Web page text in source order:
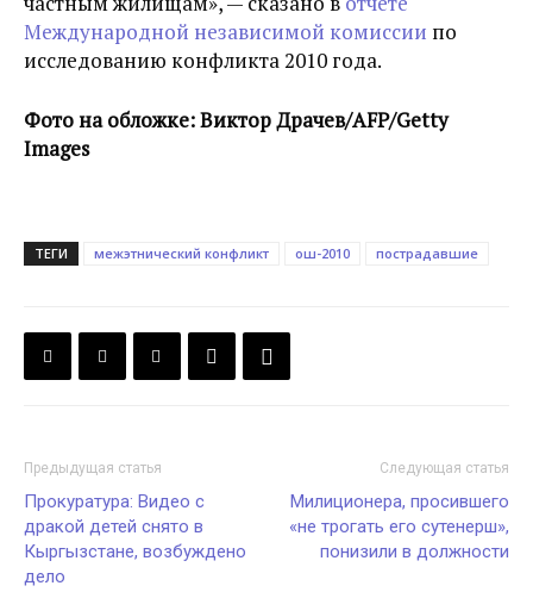
Международной независимой комиссии по
исследованию конфликта 2010 года.
Фото на обложке: Виктор Драчев/AFP/Getty
Images
ТЕГИ межэтнический конфликт ош-2010 пострадавшие
Предыдущая статья
Прокуратура: Видео с
дракой детей снято в
Кыргызстане, возбуждено
дело
Следующая статья
Милиционера, просившего
«не трогать его сутенерш»,
понизили в должности